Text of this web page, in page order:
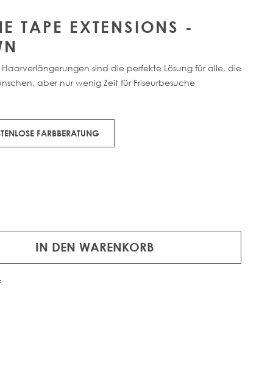
TAPE EXTENSIONS -
Haarverlängerungen sind die perfekte Lösung für alle, die
aber nur wenig Zeit für Friseurbesuche
FARBBERATUNG
IN DEN WARENKORB